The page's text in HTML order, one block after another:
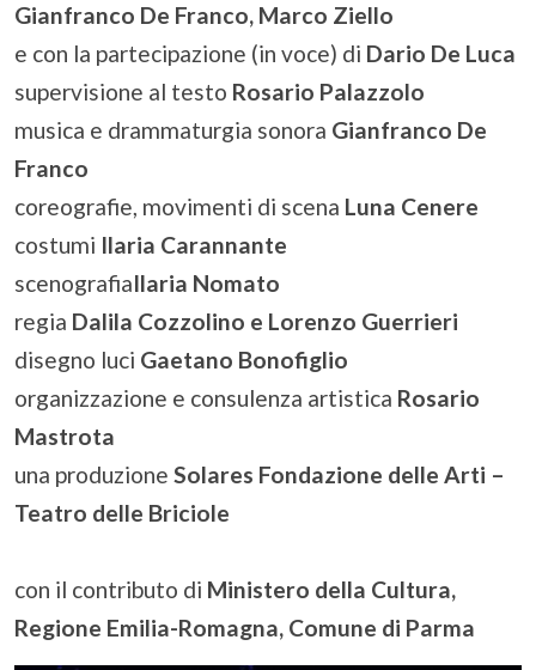
Gianfranco De Franco, Marco Ziello
e con la partecipazione (in voce) di Dario De Luca
supervisione al testo Rosario Palazzolo
musica e drammaturgia sonora Gianfranco De
Franco
coreografie, movimenti di scena Luna Cenere
costumi Ilaria Carannante
scenografiaIlaria Nomato
regia Dalila Cozzolino e Lorenzo Guerrieri
disegno luci Gaetano Bonofiglio
organizzazione e consulenza artistica Rosario
Mastrota
una produzione Solares Fondazione delle Arti –
Teatro delle Briciole
con il contributo di Ministero della Cultura,
Regione Emilia-Romagna, Comune di Parma